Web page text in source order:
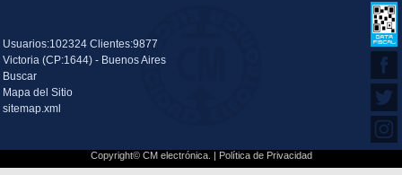
Usuarios:102324 Clientes:9877
Victoria (CP:1644) - Buenos Aires
Buscar
Mapa del Sitio
sitemap.xml
Copyright© CM electrónica. | Política de Privacidad